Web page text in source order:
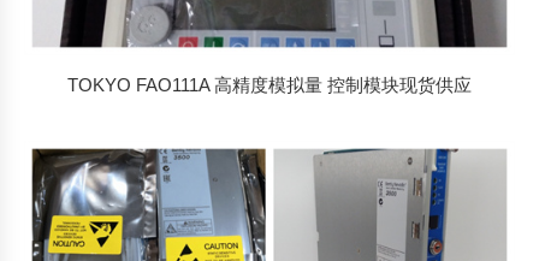
TOKYO FAO111A 高精度模拟量 控制模块现货供应